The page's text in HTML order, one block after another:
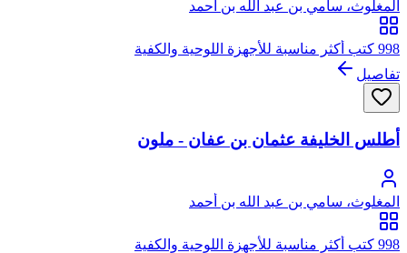
المغلوث، سامي بن عبد الله بن أحمد
998 كتب أكثر مناسبة للأجهزة اللوحية والكفية
تفاصيل
أطلس الخليفة عثمان بن عفان - ملون
المغلوث، سامي بن عبد الله بن أحمد
998 كتب أكثر مناسبة للأجهزة اللوحية والكفية